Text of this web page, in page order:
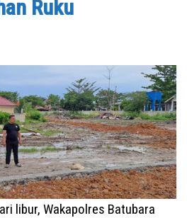
Ruku
libur, Wakapolres Batubara